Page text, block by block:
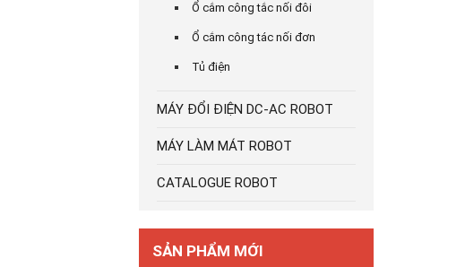
Ổ cắm công tắc nối đôi
Ổ cắm công tác nối đơn
Tủ điện
MÁY ĐỔI ĐIỆN DC-AC ROBOT
MÁY LÀM MÁT ROBOT
CATALOGUE ROBOT
SẢN PHẨM MỚI